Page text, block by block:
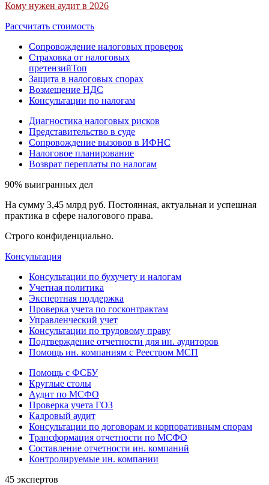
Кому нужен аудит в 2026
Рассчитать стоимость
Сопровождение налоговых проверок
Страховка от налоговых
претензийТоп
Защита в налоговых спорах
Возмещение НДС
Консультации по налогам
Диагностика налоговых рисков
Представительство в суде
Сопровождение вызовов в ИФНС
Налоговое планирование
Возврат переплаты по налогам
90% выигранных дел
На сумму 3,45 млрд руб. Постоянная, актуальная и успешная
практика в сфере налогового права.
Строго конфиденциально.
Консультация
Консультации по бухучету и налогам
Учетная политика
Экспертная поддержка
Проверка учета по госконтрактам
Управленческий учет
Консультации по трудовому праву
Подтверждение отчетности для ин. аудиторов
Помощь ин. компаниям с Реестром МСП
Помощь с ФСБУ
Круглые столы
Аудит по МСФО
Проверка учета ГОЗ
Кадровый аудит
Консультации по договорам и корпоративным спорам
Трансформация отчетности по МСФО
Составление отчетности ин. компаний
Контролируемые ин. компании
45 экспертов